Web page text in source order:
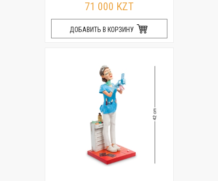
71 000 KZT
ДОБАВИТЬ В КОРЗИНУ